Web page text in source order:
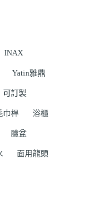
INAX
Yatin雅鼎
可訂製
巾桿 浴櫃
臉盆
面用龍頭